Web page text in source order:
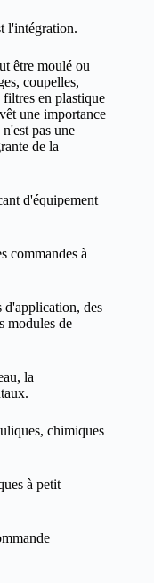
l'intégration.
être moulé ou
coupelles,
en plastique
une importance
pas une
de la
d'équipement
commandes à
d'application, des
modules de
la
chimiques
à petit